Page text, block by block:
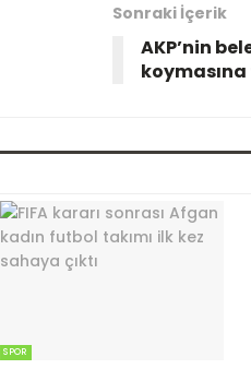
Sonraki İçerik
AKP’nin
SPOR